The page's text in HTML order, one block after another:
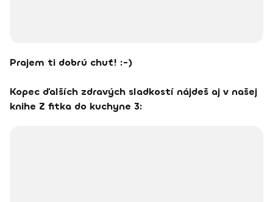
Prajem ti dobrú chuť! :-)
Kopec ďalších zdravých sladkostí nájdeš aj v našej
knihe Z fitka do kuchyne 3: